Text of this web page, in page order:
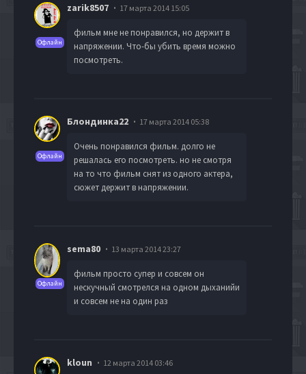
Офлайн
zarik8507 17 марта 2014 15:05
фильм мне не понравился, но держит в
напряжении. Что-бы убить время можно
посмотреть.
Офлайн
Блондинка22 17 марта 2014 05:38
Очень понравился фильм. долго не
решалась его посмотреть. но не смотря
на то что фильм снят из одного актера,
сюжет держит в напряжении.
Офлайн
sema80 13 марта 2014 23:27
фильм просто супер и совсем он
нескучный смотрелся на одном дыханийи
и совсем не на один раз
kloun 12 марта 2014 03:46